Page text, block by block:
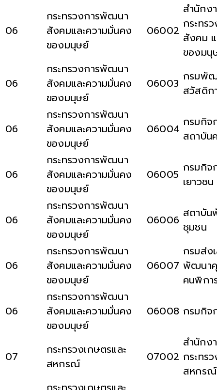
06
กระทรวงการพัฒนา
สังคมและความมั่นคง
ของมนุษย์
06002
สำนักง
กระทร
สังคม
ของมนุ
06
กระทรวงการพัฒนา
สังคมและความมั่นคง
ของมนุษย์
06003 กรมพัฒ
สวัสดิก
06
กระทรวงการพัฒนา
สังคมและความมั่นคง
ของมนุษย์
06004 กรมกิจ
สถาบัน
06
กระทรวงการพัฒนา
สังคมและความมั่นคง
ของมนุษย์
06005 กรมกิจ
เยาวชน
06
กระทรวงการพัฒนา
สังคมและความมั่นคง
ของมนุษย์
06006 สถาบั
ชุมชน
06
กระทรวงการพัฒนา
สังคมและความมั่นคง
ของมนุษย์
06007
กรมส่ง
พัฒนา
คนพิกา
06
กระทรวงการพัฒนา
สังคมและความมั่นคง
ของมนุษย์
06008 กรมกิจ
07
กระทรวงเกษตรและ
สหกรณ์
07002
สำนักง
กระทร
สหกรณ์